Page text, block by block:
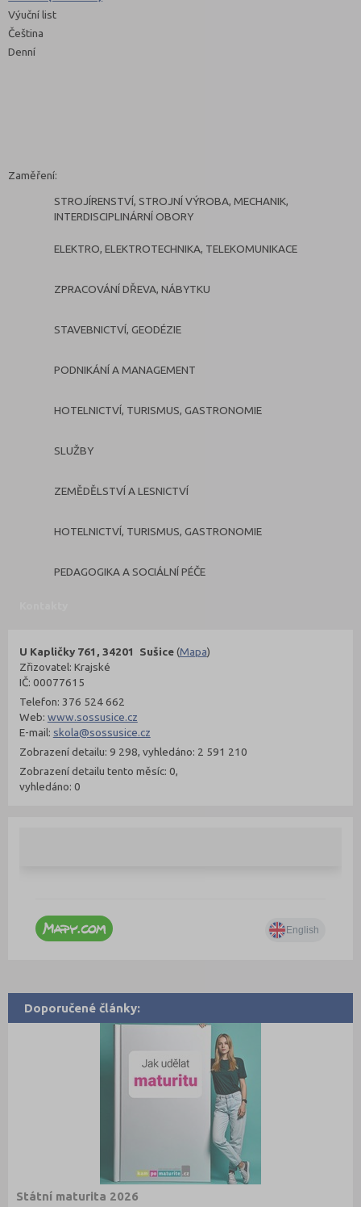
Výuční list
Čeština
Denní
Zaměření:
STROJÍRENSTVÍ, STROJNÍ VÝROBA, MECHANIK,
INTERDISCIPLINÁRNÍ OBORY
ELEKTRO, ELEKTROTECHNIKA, TELEKOMUNIKACE
ZPRACOVÁNÍ DŘEVA, NÁBYTKU
STAVEBNICTVÍ, GEODÉZIE
PODNIKÁNÍ A MANAGEMENT
HOTELNICTVÍ, TURISMUS, GASTRONOMIE
SLUŽBY
ZEMĚDĚLSTVÍ A LESNICTVÍ
HOTELNICTVÍ, TURISMUS, GASTRONOMIE
PEDAGOGIKA A SOCIÁLNÍ PÉČE
U Kapličky 761, 34201 Sušice(Mapa)
Zřizovatel: Krajské
IČ: 00077615
Telefon: 376 524 662
Web: www.sossusice.cz
E-mail: skola@sossusice.cz
Zobrazení detailu: 9 298, vyhledáno: 2 591 210
Zobrazení detailu tento měsíc: 0,
vyhledáno: 0
Doporučené články:
Státní maturita 2026